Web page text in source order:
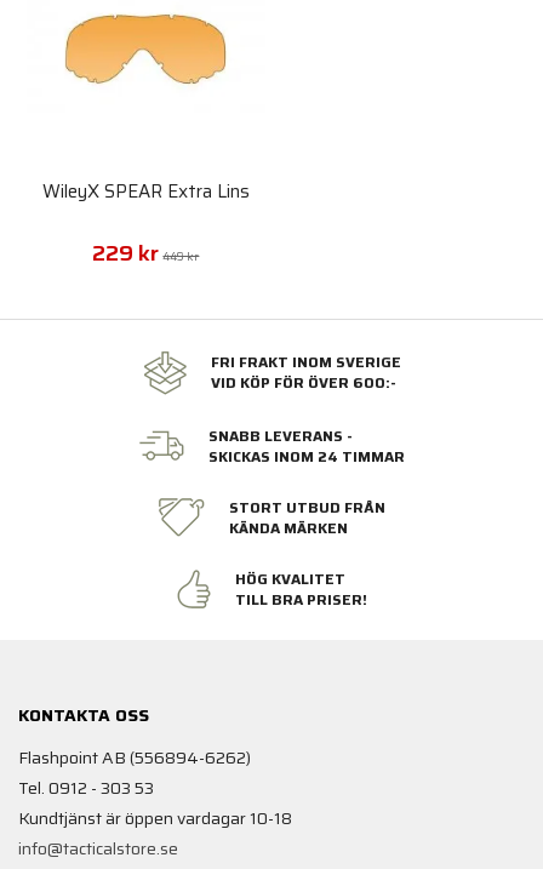
WileyX SPEAR Extra Lins
229 kr 449 kr
FRI FRAKT INOM SVERIGE
VID KÖP FÖR ÖVER 600:-
SNABB LEVERANS -
SKICKAS INOM 24 TIMMAR
STORT UTBUD FRÅN
KÄNDA MÄRKEN
HÖG KVALITET
TILL BRA PRISER!
KONTAKTA OSS
Flashpoint AB (556894-6262)
Tel. 0912 - 303 53
Kundtjänst är öppen vardagar 10-18
info@tacticalstore.se